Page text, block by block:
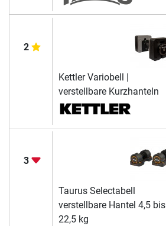
2
Kettler Variobell |
verstellbare Kurzhanteln
3
Taurus Selectabell
verstellbare Hantel 4,5 bis
22,5 kg